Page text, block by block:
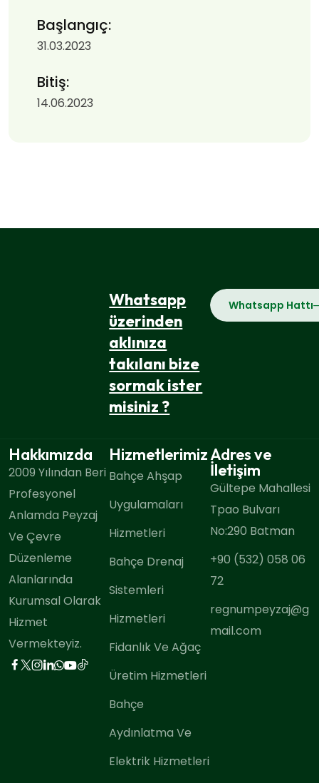
Başlangıç:
31.03.2023
Bitiş:
14.06.2023
Whatsapp
üzerinden
aklınıza
takılanı bize
sormak ister
misiniz ?
Whatsapp Hattı
Hakkımızda
2009 Yılından Beri
Profesyonel
Anlamda Peyzaj
Ve Çevre
Düzenleme
Alanlarında
Kurumsal Olarak
Hizmet
Vermekteyiz.
Hizmetlerimiz
Bahçe Ahşap
Uygulamaları
Hizmetleri
Bahçe Drenaj
Sistemleri
Hizmetleri
Fidanlık Ve Ağaç
Üretim Hizmetleri
Bahçe
Aydınlatma Ve
Elektrik Hizmetleri
Adres ve
İletişim
Gültepe Mahallesi
Tpao Bulvarı
No:290 Batman
+90 (532) 058 06
72
regnumpeyzaj@g
mail.com